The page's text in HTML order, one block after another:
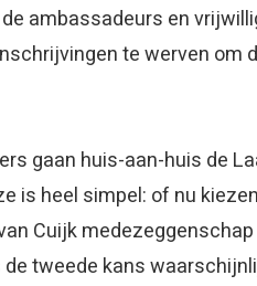
ambassadeurs en
te werven om
gaan huis-aan-huis de
is heel simpel: of nu
Cuijk medezeggenschap
tweede kans